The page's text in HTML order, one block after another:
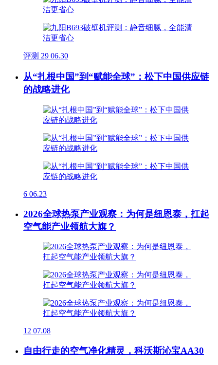
评测 29 06.30
从“扎根中国”到“赋能全球”：松下中国供应链
的战略进化
6 06.23
2026全球热泵产业观察：为何是纽恩泰，扛起
空气能产业领航大旗？
12 07.08
自由行走的空气净化精灵，科沃斯沁宝AA30